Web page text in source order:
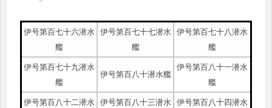
伊号第百七十六潜水
艦
伊号第百七十七潜水
艦
伊号第百七十八潜水
艦
伊号第百七十九潜水
艦
伊号第百八十潜水艦
伊号第百八十一潜水
艦
伊号第百八十二潜水
伊号第百八十三潜水
伊号第百八十四潜水